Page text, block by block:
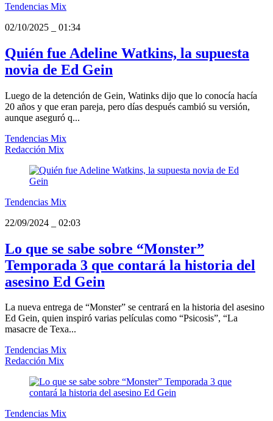
Tendencias Mix
02/10/2025
01:34
Quién fue Adeline Watkins, la supuesta
novia de Ed Gein
Luego de la detención de Gein, Watinks dijo que lo conocía hacía
20 años y que eran pareja, pero días después cambió su versión,
aunque aseguró q...
Tendencias Mix
Redacción Mix
Tendencias Mix
22/09/2024
02:03
Lo que se sabe sobre “Monster”
Temporada 3 que contará la historia del
asesino Ed Gein
La nueva entrega de “Monster” se centrará en la historia del asesino
Ed Gein, quien inspiró varias películas como “Psicosis”, “La
masacre de Texa...
Tendencias Mix
Redacción Mix
Tendencias Mix